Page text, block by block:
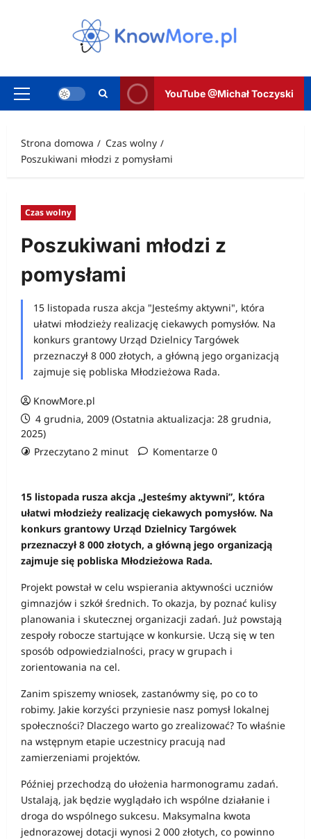
Menu
YouTube @Michał Toczyski
Strona domowa
Czas wolny
Poszukiwani młodzi z pomysłami
Czas wolny
Poszukiwani młodzi z
pomysłami
15 listopada rusza akcja "Jesteśmy aktywni", która
ułatwi młodzieży realizację ciekawych pomysłów. Na
konkurs grantowy Urząd Dzielnicy Targówek
przeznaczył 8 000 złotych, a główną jego organizacją
zajmuje się pobliska Młodzieżowa Rada.
KnowMore.pl
4 grudnia, 2009 (Ostatnia aktualizacja: 28 grudnia,
2025)
Przeczytano 2 minut
Komentarze 0
15 listopada rusza akcja „Jesteśmy aktywni”, która
ułatwi młodzieży realizację ciekawych pomysłów. Na
konkurs grantowy Urząd Dzielnicy Targówek
przeznaczył 8 000 złotych, a główną jego organizacją
zajmuje się pobliska Młodzieżowa Rada.
Projekt powstał w celu wspierania aktywności uczniów
gimnazjów i szkół średnich. To okazja, by poznać kulisy
planowania i skutecznej organizacji zadań. Już powstają
zespoły robocze startujące w konkursie. Uczą się w ten
sposób odpowiedzialności, pracy w grupach i
zorientowania na cel.
Zanim spiszemy wniosek, zastanówmy się, po co to
robimy. Jakie korzyści przyniesie nasz pomysł lokalnej
społeczności? Dlaczego warto go zrealizować? To właśnie
na wstępnym etapie uczestnicy pracują nad
zamierzeniami projektów.
Później przechodzą do ułożenia harmonogramu zadań.
Ustalają, jak będzie wyglądało ich wspólne działanie i
droga do wspólnego sukcesu. Maksymalna kwota
jednorazowej dotacji wynosi 2 000 złotych, co powinno